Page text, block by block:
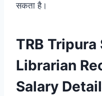
सकता है।
TRB Tripura
Librarian
Salary